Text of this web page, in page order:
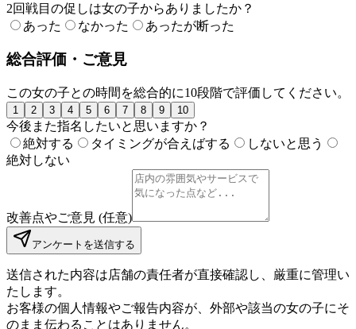
2回戦目の促しは女の子からありましたか？
あった
なかった あったが断った
総合評価・ご意見
この女の子との時間を総合的に10段階で評価してください。
1 2 3 4 5 6 7 8 9 10
今後また指名したいと思いますか？
絶対する
タイミングが合えばする
しないと思う
絶対しない
改善点やご意見 (任意)
アンケートを送信する
送信された内容は店舗の責任者が直接確認し、厳重に管理い
たします。
お客様の個人情報やご報告内容が、外部や該当の女の子にそ
のまま伝わることはありません。